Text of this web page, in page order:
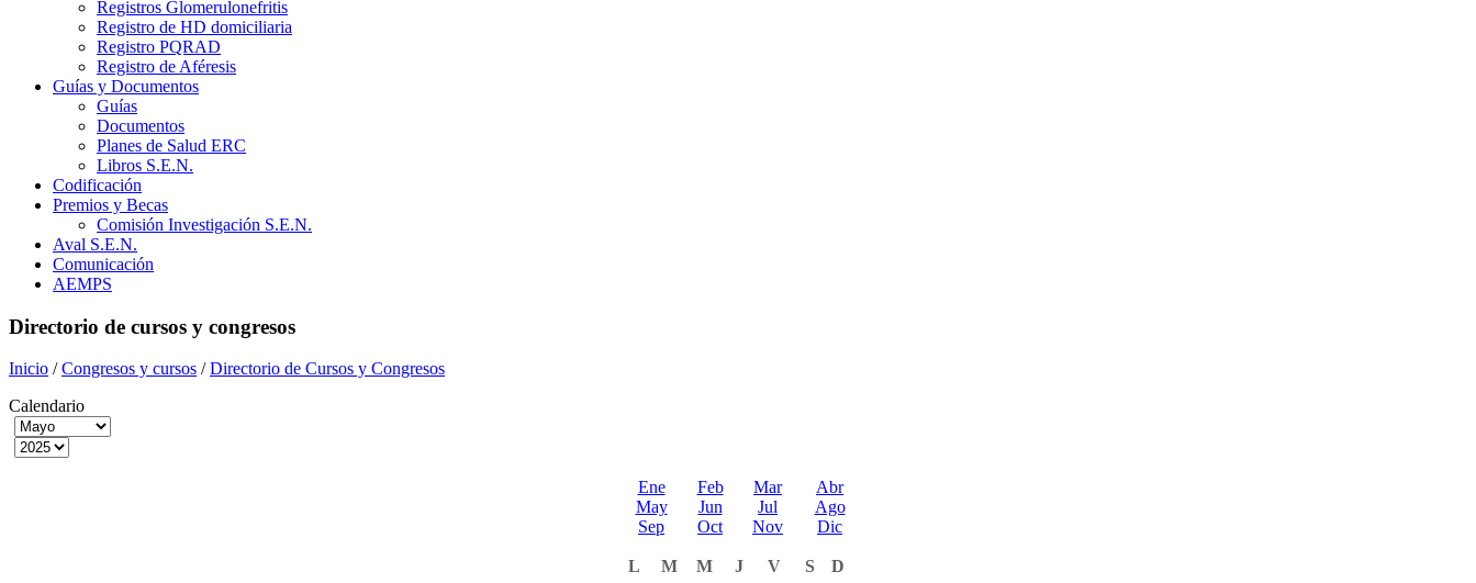
Registros Glomerulonefritis
Registro de HD domiciliaria
Registro PQRAD
Registro de Aféresis
Guías y Documentos
Guías
Documentos
Planes de Salud ERC
Libros S.E.N.
Codificación
Premios y Becas
Comisión Investigación S.E.N.
Aval S.E.N.
Comunicación
AEMPS
Directorio de cursos y congresos
Inicio /Congresos y cursos /Directorio de Cursos y Congresos
Calendario
Ene Feb Mar
Abr
May
Jun Jul
Ago
Sep
Oct Nov Dic
L M M J V S
D